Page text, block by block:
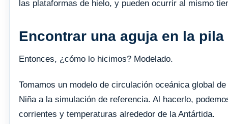
las plataformas de hielo, y pueden ocurrir al mismo
Encontrar una aguja en la
Entonces, ¿cómo lo hicimos? Modelado.
Tomamos un modelo de circulación oceánica global
Niña a la simulación de referencia. Al hacerlo,
corrientes y temperaturas alrededor de la Antártida.